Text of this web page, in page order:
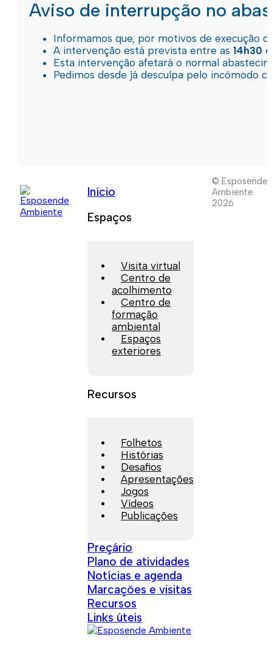
Aviso de interrupção no
Informamos que, por motivos de execução
A intervenção está prevista entre as 14h30
Esta intervenção afetará o normal
Pedimos desde já desculpa pelo incómodo
Início
Espaços
Visita virtual
Centro de
acolhimento
Centro de
formação
ambiental
Espaços
exteriores
Recursos
Folhetos
Histórias
Desafios
Apresentações
Jogos
Vídeos
Publicações
Preçário
Plano de atividades
Notícias e agenda
Marcações e visitas
Recursos
Links úteis
© Esposende
Ambiente
2026